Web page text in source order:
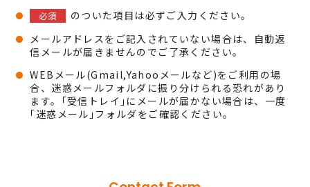
必須
のついた項目は必ずご入力ください。
メールアドレスをご記入されていない場合は、自動返
信メールが届きませんのでご了承ください。
WEBメール(Gmail,Yahooメールなど)をご利用の場
合、迷惑メールフォルダに振り分けられる恐れがあり
ます。｢受信トレイ｣にメールが届かない場合は、一度
｢迷惑メール｣フォルダをご確認ください。